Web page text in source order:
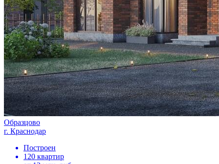
Образцово
г. Краснодар
Построен
120 квартир